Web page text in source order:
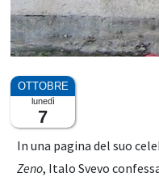
lunedì
7
In una pagina del suo
Zeno, Italo Svevo